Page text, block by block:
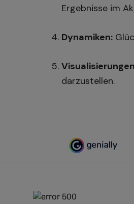
Ergebnisse im
Dynamiken:
darzustellen.